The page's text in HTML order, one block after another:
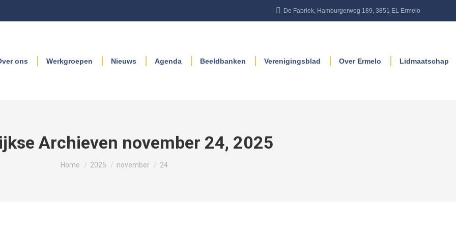
De Fabriek, Hamburgerweg 189, 3851 EL Ermelo
ons Werkgroepen Nieuws Agenda Beeldbanken Verenigingsblad Over Ermelo Lidmaatschap
Archieven november 24, 2025
Home 2025 november 24